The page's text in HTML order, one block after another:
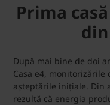
Prima
După mai bine de doi
Casa e4, monitorizările
așteptările inițiale. Din
rezultă că energia